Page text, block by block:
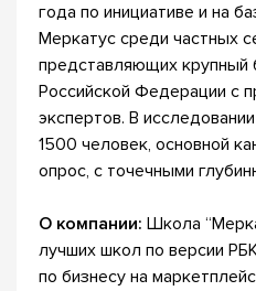
года по инициативе и на
Меркатус среди частных
представляющих крупный
Российской Федерации с
экспертов. В
1500 человек, основной
опрос, с точечными
О компании: Школа
лучших школ по версии
по бизнесу на